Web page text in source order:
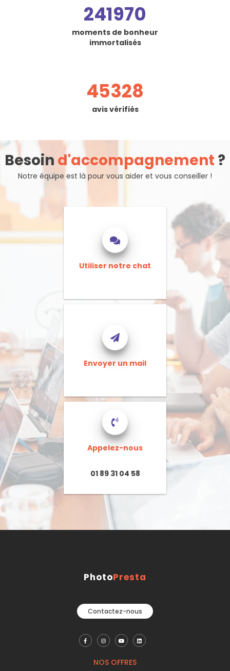
241970
moments de bonheur
immortalisés
45328
avis vérifiés
Besoin d'accompagnement ?
Notre équipe est là pour vous aider et vous conseiller !
Utiliser notre chat
Envoyer un mail
Appelez-nous
01 89 31 04 58
PhotoPresta
Contactez-nous
NOS OFFRES